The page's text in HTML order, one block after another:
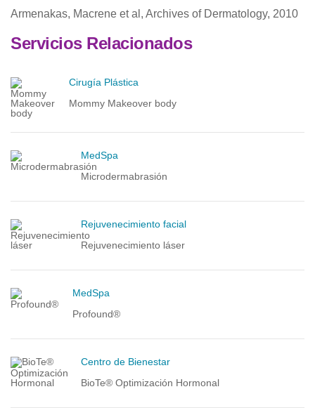
Armenakas, Macrene et al, Archives of Dermatology, 2010
Servicios Relacionados
Cirugía Plástica
Mommy Makeover body
MedSpa
Microdermabrasión
Rejuvenecimiento facial
Rejuvenecimiento láser
MedSpa
Profound®
Centro de Bienestar
BioTe® Optimización Hormonal